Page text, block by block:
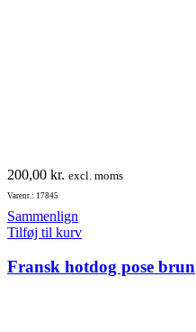
200,00 kr. excl. moms
Varenr.: 17845
Sammenlign
Tilføj til kurv
Fransk hotdog pose brun